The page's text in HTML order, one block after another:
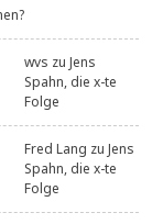
wvs zuJens
Spahn, die x-te
Folge
Fred Lang zuJens
Spahn, die x-te
Folge